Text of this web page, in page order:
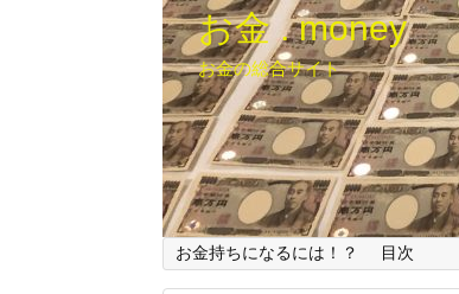
お金 . money
お金の総合サイト
お金持ちになるには！？ 目次